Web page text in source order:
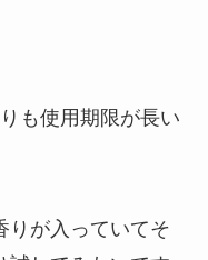
も使用期限が長い
りが入っていてそ